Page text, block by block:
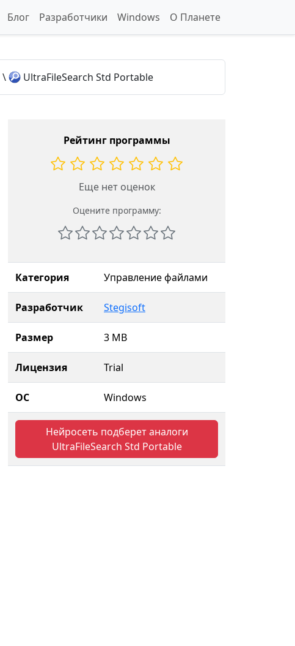
Блог Разработчики Windows О Планете
\ UltraFileSearch Std Portable
Рейтинг программы
Еще нет оценок
Оцените программу:
Категория Управление файлами
Разработчик Stegisoft
Размер 3 MB
Лицензия Trial
ОС Windows
Нейросеть подберет аналоги
UltraFileSearch Std Portable